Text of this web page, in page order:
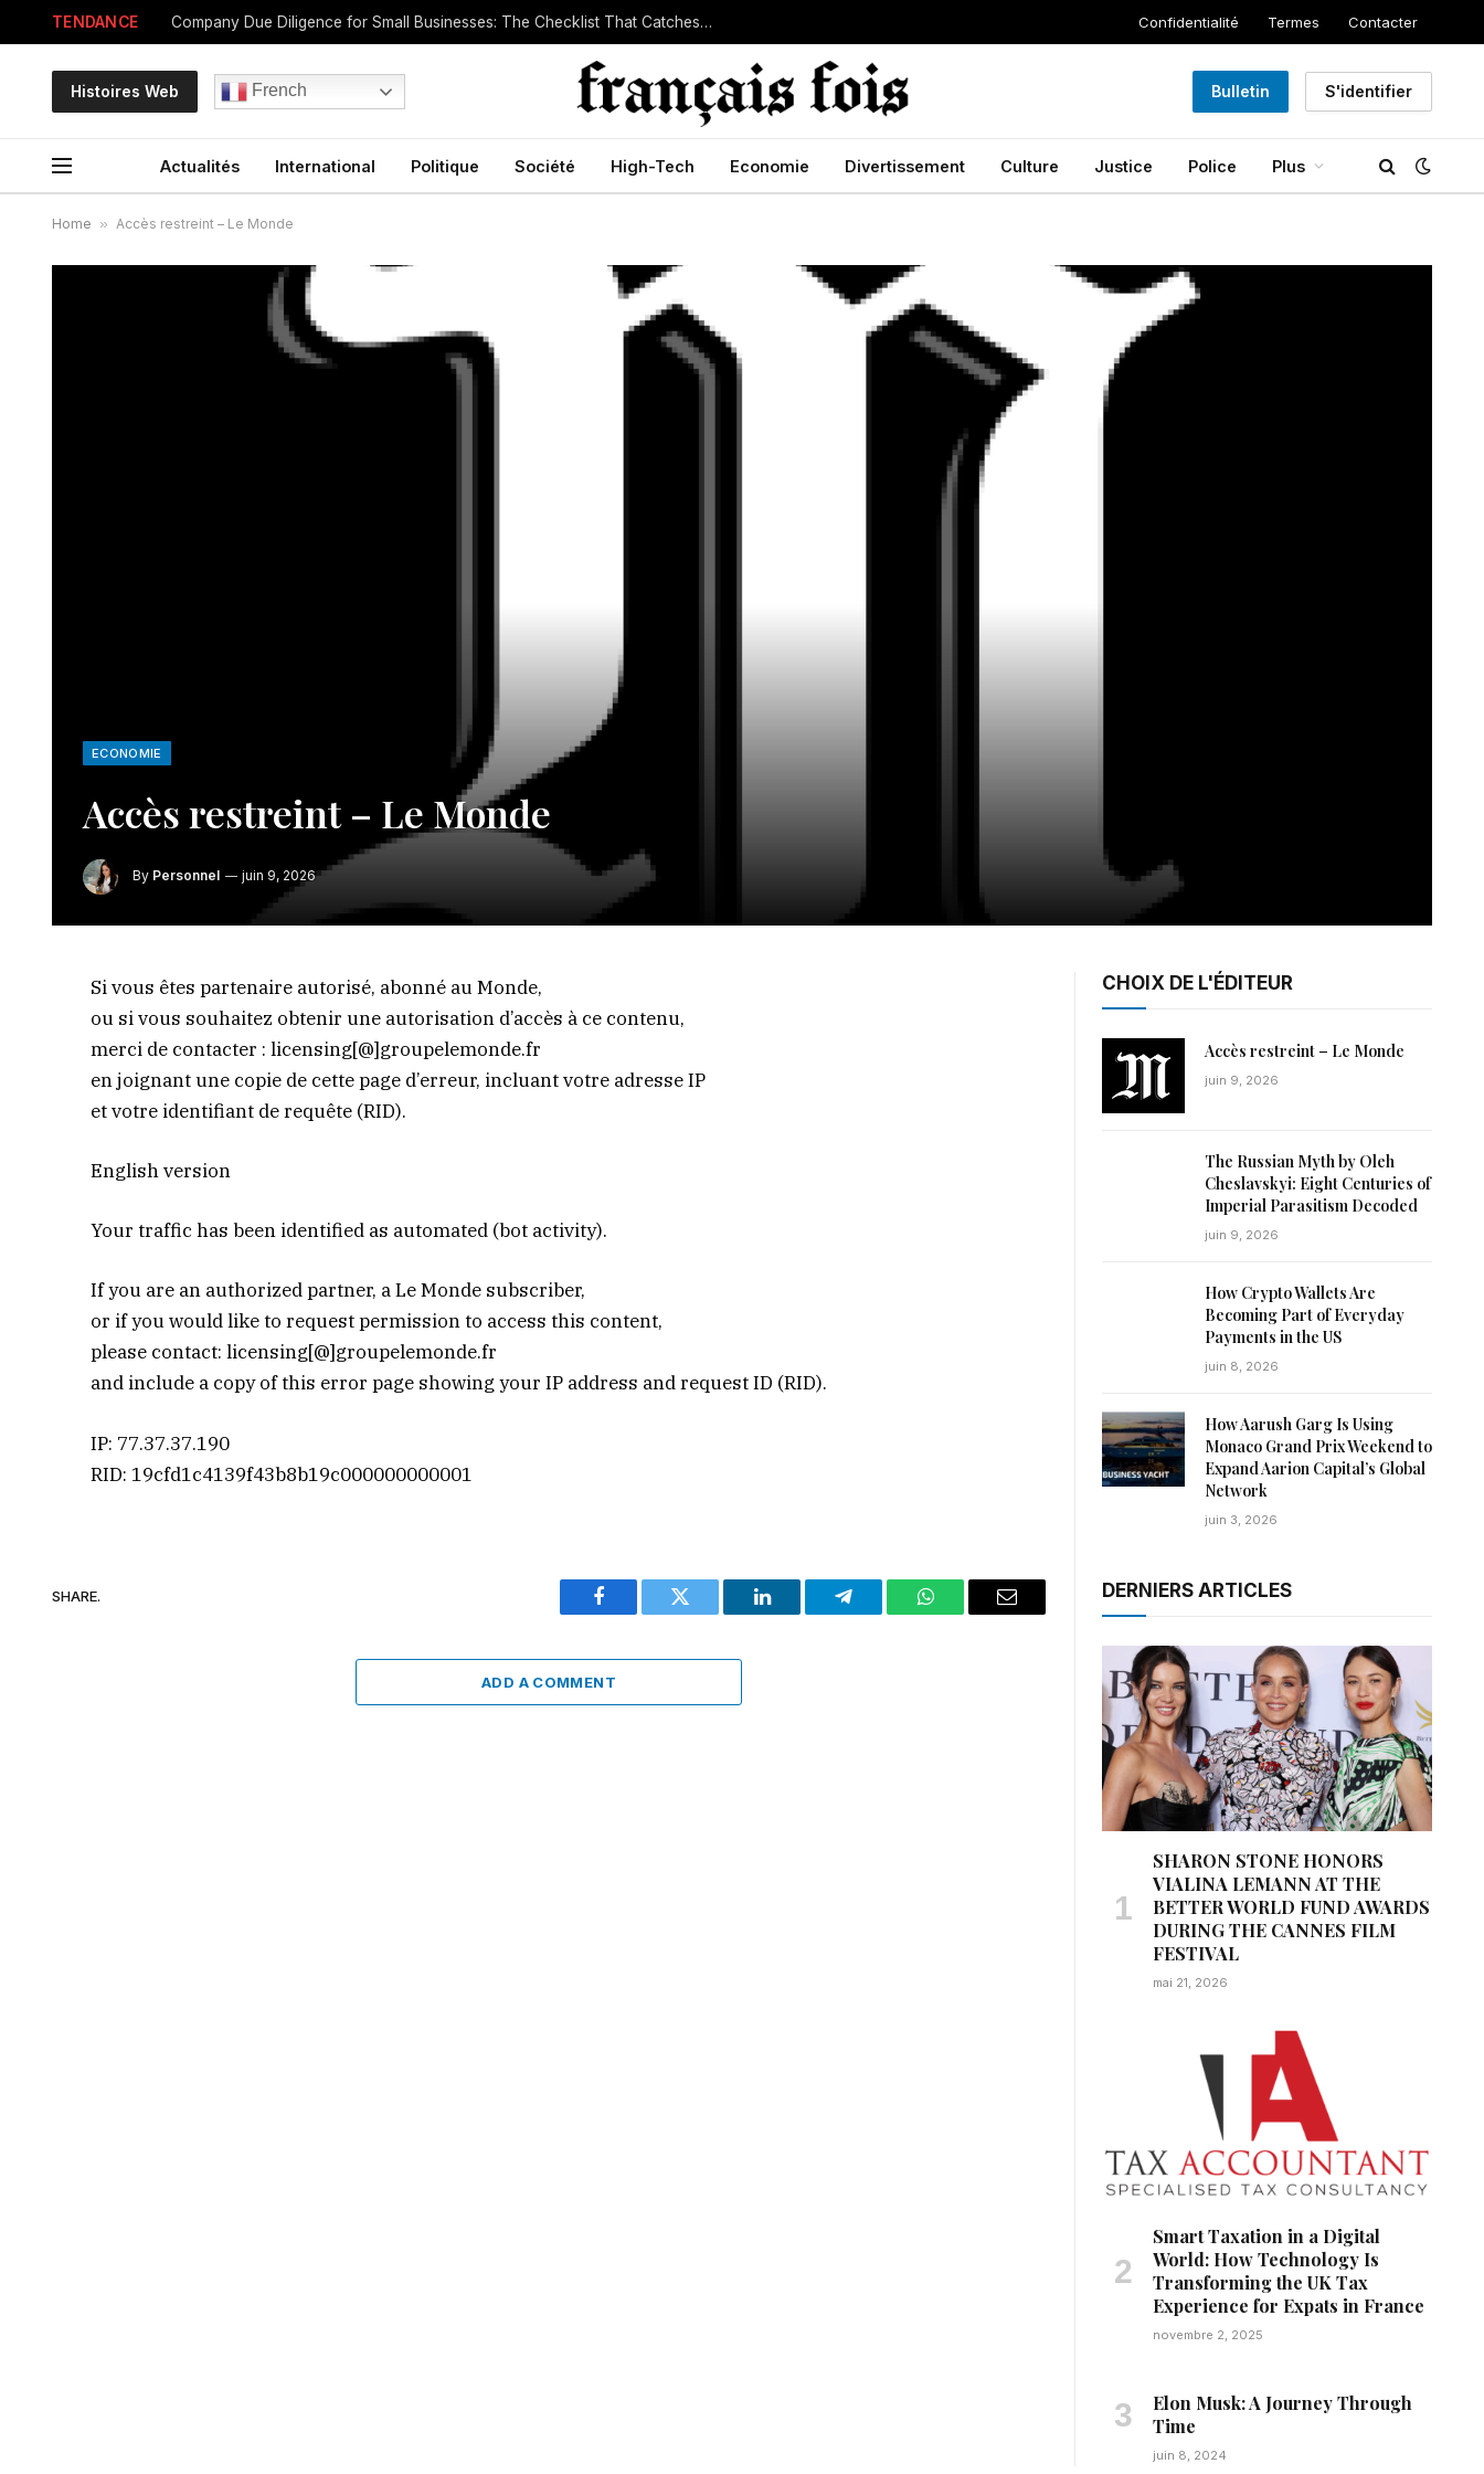
TENDANCE Company Due Diligence for Small Businesses: The Checklist That Catches Trouble Early Confidentialité Termes Contacter
Histoires Web French Bulletin S'identifier
Actualités International Politique Société High-Tech Economie Divertissement Culture Justice Police Plus
Home » Accès restreint – Le Monde
ECONOMIE
Accès restreint – Le Monde
By Personnel juin 9, 2026
Si vous êtes partenaire autorisé, abonné au Monde,
ou si vous souhaitez obtenir une autorisation d’accès à ce contenu,
merci de contacter :licensing[@]groupelemonde.fr
en joignant une copie de cette page d’erreur, incluant votre adresse IP
et votre identifiant de requête (RID).
English version
Your traffic has been identified as automated (bot activity).
If you are an authorized partner, a Le Monde subscriber,
or if you would like to request permission to access this content,
please contact:licensing[@]groupelemonde.fr
and include a copy of this error page showing your IP address and request ID (RID).
IP: 77.37.37.190
RID: 19cfd1c4139f43b8b19c000000000001
SHARE.
Facebook Twitter LinkedIn Telegram WhatsAppEmail
ADD A COMMENT
CHOIX DE L'ÉDITEUR
Accès restreint – Le Monde
juin 9, 2026
The Russian Myth by Oleh
Cheslavskyi: Eight Centuries of
Imperial Parasitism Decoded
juin 9, 2026
How Crypto Wallets Are
Becoming Part of Everyday
Payments in the US
juin 8, 2026
How Aarush Garg Is Using
Monaco Grand Prix Weekend to
Expand Aarion Capital’s Global
Network
juin 3, 2026
DERNIERS ARTICLES
SHARON STONE HONORS
VIALINA LEMANN AT THE
BETTER WORLD FUND AWARDS
DURING THE CANNES FILM
FESTIVAL
mai 21, 2026
Smart Taxation in a Digital
World: How Technology Is
Transforming the UK Tax
Experience for Expats in France
novembre 2, 2025
Elon Musk: A Journey Through
Time
juin 8, 2024